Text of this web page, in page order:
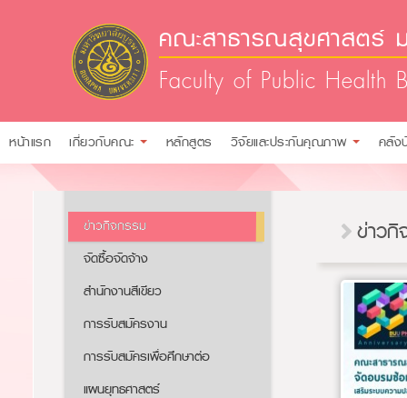
คณะสาธารณสุขศาสตร์
Faculty of Public Health
หน้าแรก เกี่ยวกับคณะ หลักสูตร วิจัยและประกันคุณภาพ คลั
ข่าวกิจกรรม
จัดซื้อจัดจ้าง
สำนักงานสีเขียว
การรับสมัครงาน​​
การรับสมัครเพื่อศึกษาต่อ​
แผนยุทธศาสตร์
ข่าว